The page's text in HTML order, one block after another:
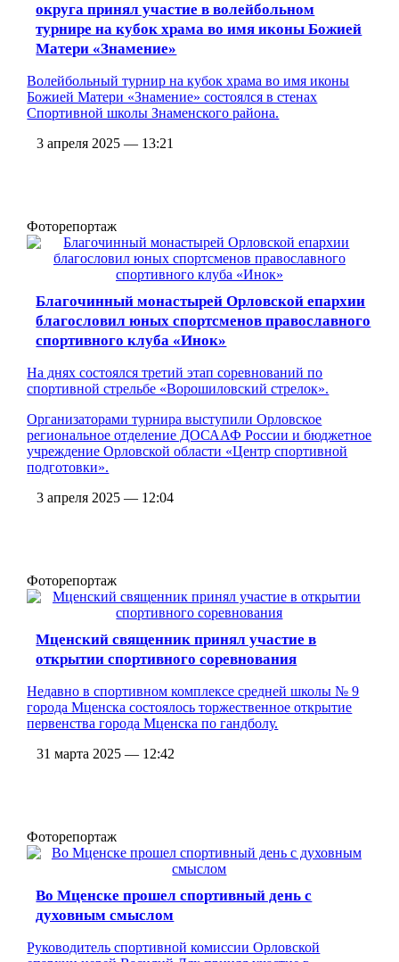
округа принял участие в волейбольном
турнире на кубок храма во имя иконы Божией
Матери «Знамение»
Волейбольный турнир на кубок храма во имя иконы
Божией Матери «Знамение» состоялся в стенах
Спортивной школы Знаменского района.
3 апреля 2025 — 13:21
Фоторепортаж
Благочинный монастырей Орловской епархии
благословил юных спортсменов православного
спортивного клуба «Инок»
На днях состоялся третий этап соревнований по
спортивной стрельбе «Ворошиловский стрелок».
Организаторами турнира выступили Орловское
региональное отделение ДОСААФ России и бюджетное
учреждение Орловской области «Центр спортивной
подготовки».
3 апреля 2025 — 12:04
Фоторепортаж
Мценский священник принял участие в
открытии спортивного соревнования
Недавно в спортивном комплексе средней школы № 9
города Мценска состоялось торжественное открытие
первенства города Мценска по гандболу.
31 марта 2025 — 12:42
Фоторепортаж
Во Мценске прошел спортивный день с
духовным смыслом
Руководитель спортивной комиссии Орловской